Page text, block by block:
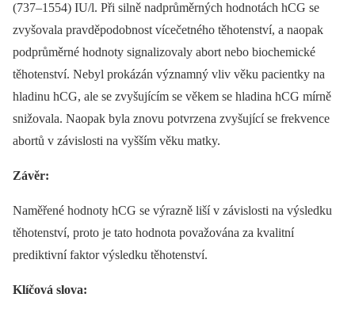
(737–1554) IU/l. Při silně nadprůměrných hodnotách hCG se
zvyšovala pravděpodobnost vícečetného těhotenství, a naopak
podprůměrné hodnoty signalizovaly abort nebo biochemické
těhotenství. Nebyl prokázán významný vliv věku pacientky na
hladinu hCG, ale se zvyšujícím se věkem se hladina hCG mírně
snižovala. Naopak byla znovu potvrzena zvyšující se frekvence
abortů v závislosti na vyšším věku matky.
Závěr:
Naměřené hodnoty hCG se výrazně liší v závislosti na výsledku
těhotenství, proto je tato hodnota považována za kvalitní
prediktivní faktor výsledku těhotenství.
Klíčová slova: